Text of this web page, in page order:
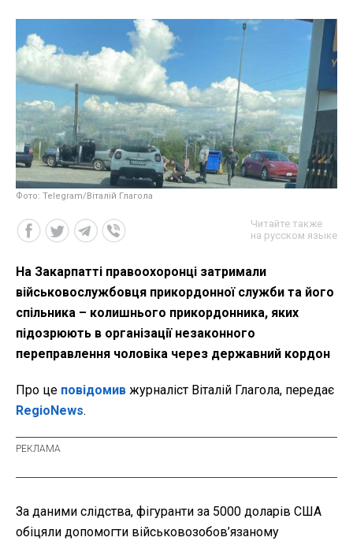
Фото: Telegram/Віталій Глагола
Читайте также
на русском языке
На Закарпатті правоохоронці затримали
військовослужбовця прикордонної служби та його
спільника – колишнього прикордонника, яких
підозрюють в організації незаконного
переправлення чоловіка через державний кордон
Про це повідомив журналіст Віталій Глагола, передає
RegioNews.
За даними слідства, фігуранти за 5000 доларів США
обіцяли допомогти військовозобов’язаному